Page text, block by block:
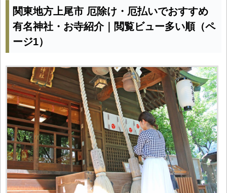
関東地方上尾市 厄除け・厄払いでおすすめ
有名神社・お寺紹介｜閲覧ビュー多い順（ペ
ージ1）